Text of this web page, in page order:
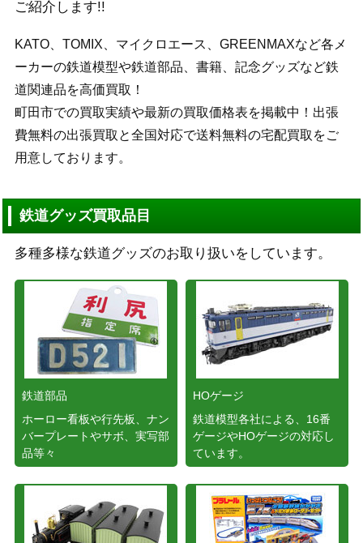
ご紹介します!!
KATO、TOMIX、マイクロエース、GREENMAXなど各メ
ーカーの鉄道模型や鉄道部品、書籍、記念グッズなど鉄
道関連品を高価買取！
町田市での買取実績や最新の買取価格表を掲載中！出張
費無料の出張買取と全国対応で送料無料の宅配買取をご
用意しております。
鉄道グッズ買取品目
多種多様な鉄道グッズのお取り扱いをしています。
鉄道部品
ホーロー看板や行先板、ナン
バープレートやサボ、実写部
品等々
HOゲージ
鉄道模型各社による、16番
ゲージやHOゲージの対応し
ています。